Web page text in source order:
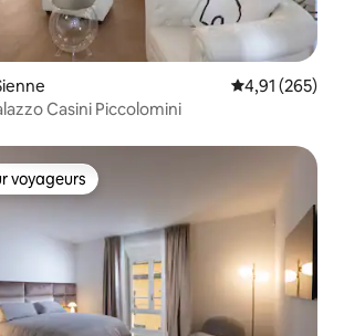
Évaluation
4,91 (265)
Casini Piccolomini
les plus appréciés
voyageurs